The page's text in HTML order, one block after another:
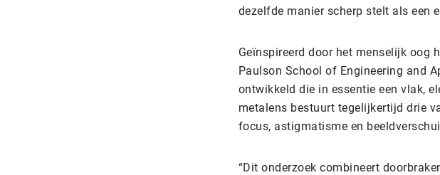
dezelfde manier scherp stelt als een
Geïnspireerd door het menselijk oog
Paulson School of Engineering and
ontwikkeld die in essentie een vlak,
metalens bestuurt tegelijkertijd drie
focus, astigmatisme en
“Dit onderzoek combineert